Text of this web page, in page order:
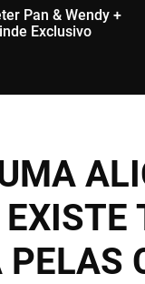
Pan & Wendy +
Exclusivo
PELAS